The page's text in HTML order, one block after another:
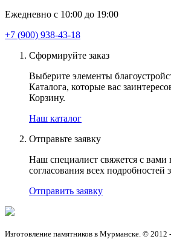
Ежедневно с 10:00 до 19:00
+7 (900) 938-43-18
Сформируйте заказ
Выберите элементы
Каталога, которые вас
Корзину.
Наш каталог
Отправьте заявку
Наш специалист свяжется с вами
согласования всех подробностей
Отправить заявку
Изготовление памятников в Мурманске. © 2012